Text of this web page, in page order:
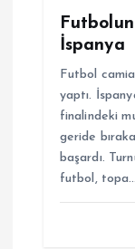
İspanya
Futbol
yaptı.
finalindeki
geride
başardı.
futbol, topa…